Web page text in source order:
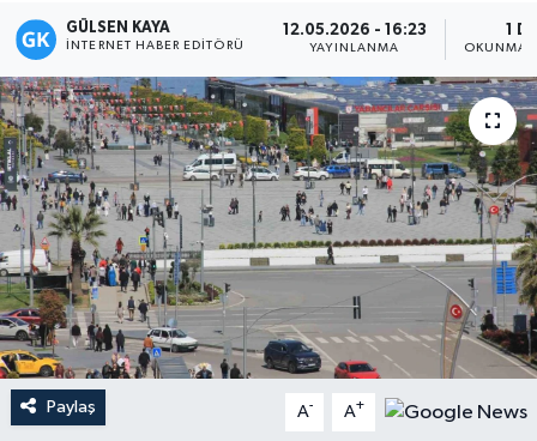
GÜLSEN KAYA
İNTERNET HABER EDITÖRÜ
12.05.2026 - 16:23
YAYINLANMA
1 DK
OKUNMA
Paylaş A- A+
Özel Haber
Politika
Resmi İlan
Sağlık
Spor
Sürmanşet